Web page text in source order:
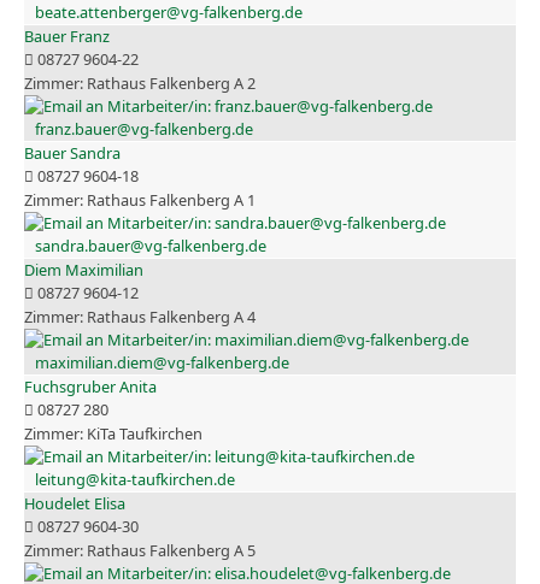
beate.attenberger@vg-falkenberg.de
Bauer Franz
08727 9604-22
Rathaus Falkenberg A 2
franz.bauer@vg-falkenberg.de
Bauer Sandra
08727 9604-18
Rathaus Falkenberg A 1
sandra.bauer@vg-falkenberg.de
Diem Maximilian
08727 9604-12
Rathaus Falkenberg A 4
maximilian.diem@vg-falkenberg.de
Fuchsgruber Anita
08727 280
KiTa Taufkirchen
leitung@kita-taufkirchen.de
Houdelet Elisa
08727 9604-30
Rathaus Falkenberg A 5